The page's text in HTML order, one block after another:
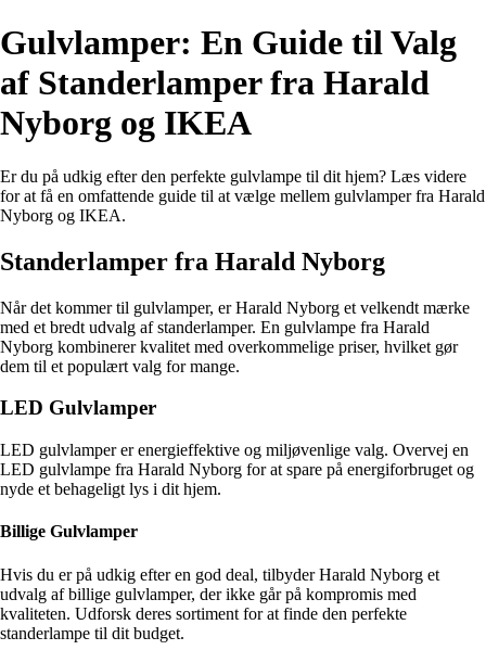
Gulvlamper: En Guide til Valg
af Standerlamper fra Harald
Nyborg og IKEA
Er du på udkig efter den perfekte gulvlampe til dit hjem? Læs videre
for at få en omfattende guide til at vælge mellem gulvlamper fra Harald
Nyborg og IKEA.
Standerlamper fra Harald Nyborg
Når det kommer til gulvlamper, er Harald Nyborg et velkendt mærke
med et bredt udvalg af standerlamper. En gulvlampe fra Harald
Nyborg kombinerer kvalitet med overkommelige priser, hvilket gør
dem til et populært valg for mange.
LED Gulvlamper
LED gulvlamper er energieffektive og miljøvenlige valg. Overvej en
LED gulvlampe fra Harald Nyborg for at spare på energiforbruget og
nyde et behageligt lys i dit hjem.
Billige Gulvlamper
Hvis du er på udkig efter en god deal, tilbyder Harald Nyborg et
udvalg af billige gulvlamper, der ikke går på kompromis med
kvaliteten. Udforsk deres sortiment for at finde den perfekte
standerlampe til dit budget.